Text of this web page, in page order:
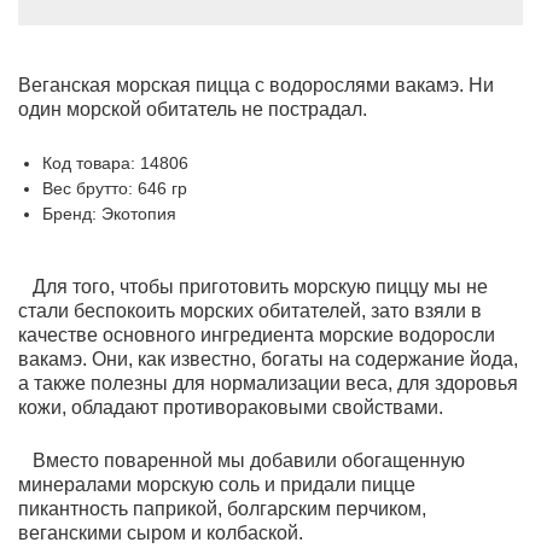
Веганская морская пицца с водорослями вакамэ. Ни
один морской обитатель не пострадал.
Код товара: 14806
Вес брутто: 646 гр
Бренд: Экотопия
Для того, чтобы приготовить морскую пиццу мы не
стали беспокоить морских обитaтелей, зато взяли в
качестве основного ингредиента морские водоросли
вакамэ. Они, кaк известно, богаты на содержание йода,
а тaкже полезны для нормализации веса, для здоровья
кожи, обладают противораковыми свойствами.
Вместо поваренной мы добавили обогащенную
минералами морскую соль и придали пицце
пикантность паприкой, болгарским перчиком,
веганскими сыром и колбаской.